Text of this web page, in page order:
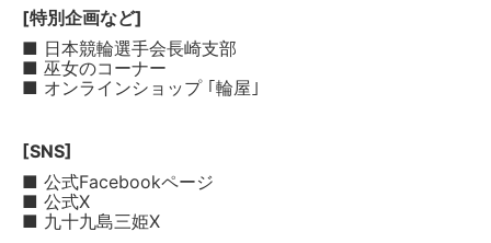
[特別企画など]
■ 日本競輪選手会長崎支部
■ 巫女のコーナー
■ オンラインショップ ｢輪屋｣
[SNS]
■ 公式Facebookページ
■ 公式X
■ 九十九島三姫X